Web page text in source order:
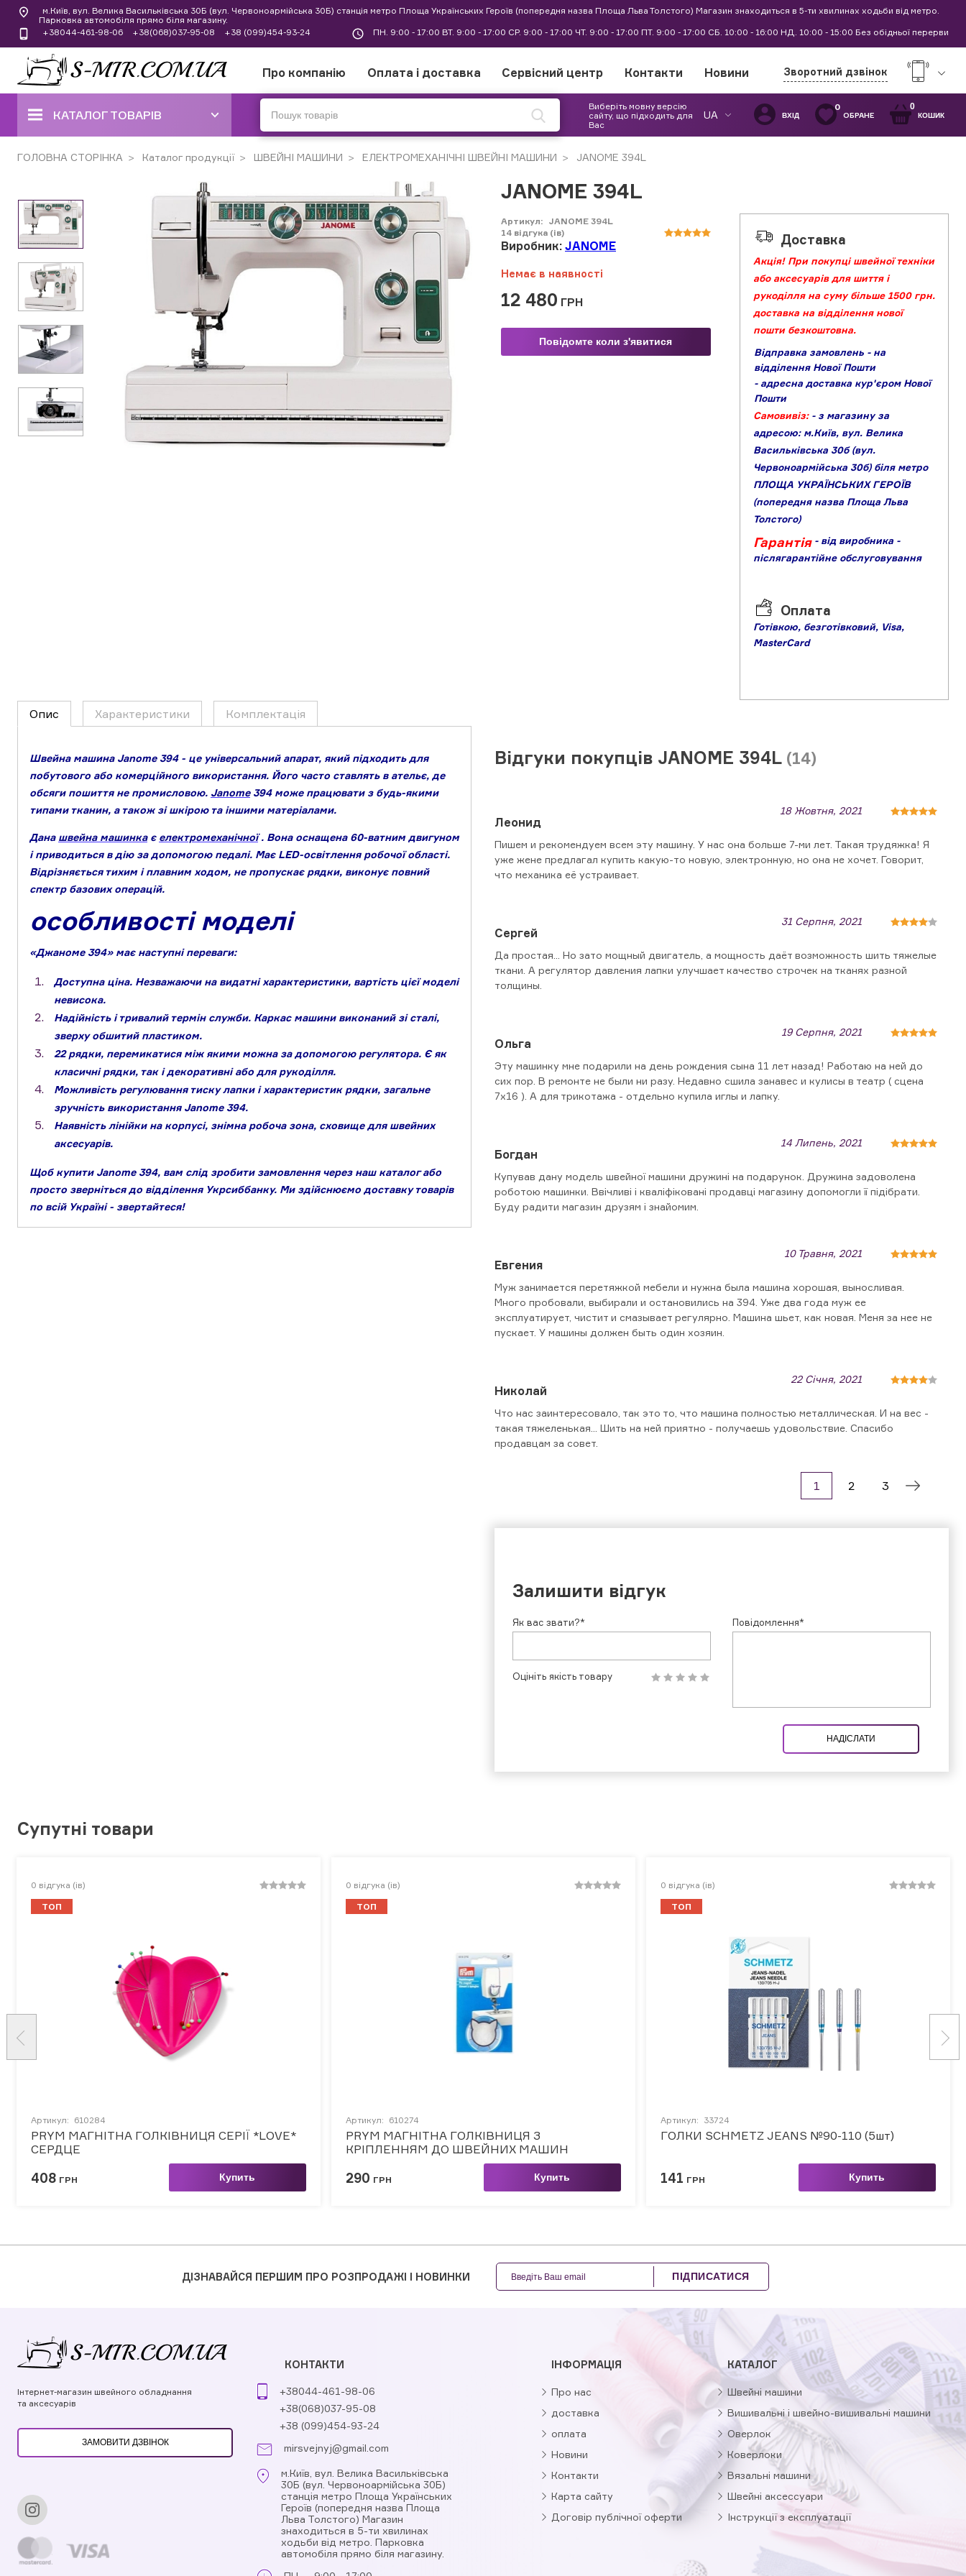
м.Київ, вул. Велика Васильківська 30Б (вул. Червоноармійська 30Б) станція метро Площа Українських Героїв (попередня назва Площа Льва Толстого) Магазин знаходиться в 5-ти хвилинах ходьби від метро.
Парковка автомобіля прямо біля магазину.
+38044-461-98-06
+38(068)037-95-08 +38 (099)454-93-24 ПН. 9:00 - 17:00 ВТ. 9:00 - 17:00 СР. 9:00 - 17:00 ЧТ. 9:00 - 17:00 ПТ. 9:00 - 17:00 СБ. 10:00 - 16:00 НД. 10:00 - 15:00 Без обідньої перерви
Про компанію Оплата і доставка Сервісний центр Контакти Новини Зворотний дзвінок
КАТАЛОГ ТОВАРІВ
ШВЕЙНІ МАШИНИ
ПЛОСКОШОВНІ МАШИНИ
ВИШИВАЛЬНІ ТА ШВЕЙНО-
ВИШИВАЛЬНІ МАШИНИ
ШВЕЙНІ МАШИНИ РУЧНОГО
СТІБКА
В'ЯЗАЛЬНІ МАШИНИ
АКСЕСУАРИ
БРЕНДИ
Акційні товари
Виберіть мовну версію
сайту, що підходить для
Вас
UA ВХІД
0
ОБРАНЕ
0
КОШИК
ГОЛОВНА СТОРІНКА Каталог продукції ШВЕЙНІ МАШИНИ ЕЛЕКТРОМЕХАНІЧНІ ШВЕЙНІ МАШИНИ JANOME 394L
JANOME 394L
Артикул: JANOME 394L
14 відгука (ів)
Виробник: JANOME
Немає в наявності
12 480 ГРН
Повідомте коли з'явитися
Доставка
Акція! При покупці швейної техніки
або аксесуарів для шиття і
рукоділля на суму більше 1500 грн.
доставка на відділення нової
пошти безкоштовна.
Відправка замовлень - на
відділення Нової Пошти
- адресна доставка кур'єром Нової
Пошти
Самовивіз: - з магазину за
адресою: м.Київ, вул. Велика
Васильківська 30б (вул.
Червоноармійська 30б) біля метро
ПЛОЩА УКРАЇНСЬКИХ ГЕРОЇВ
(попередня назва Площа Льва
Толстого)
Гарантія - від виробника -
післягарантійне обслуговування
Оплата
Готівкою, безготівковий, Visa,
MasterCard
Опис Характеристики Комплектація
Швейна машина Janome 394 - це універсальний апарат, який підходить для
побутового або комерційного використання. Його часто ставлять в ательє, де
обсяги пошиття не промисловою. Janome394 може працювати з будь-якими
типами тканин, а також зі шкірою та іншими матеріалами.
Дана швейна машинкає електромеханічної. Вона оснащена 60-ватним двигуном
і приводиться в дію за допомогою педалі. Має LED-освітлення робочої області.
Відрізняється тихим і плавним ходом, не пропускає рядки, виконує повний
спектр базових операцій.
особливості моделі
«Джаноме 394» має наступні переваги:
Доступна ціна. Незважаючи на видатні характеристики, вартість цієї моделі
невисока.
Надійність і тривалий термін служби. Каркас машини виконаний зі сталі,
зверху обшитий пластиком.
22 рядки, перемикатися між якими можна за допомогою регулятора. Є як
класичні рядки, так і декоративні або для рукоділля.
Можливість регулювання тиску лапки і характеристик рядки, загальне
зручність використання Janome 394.
Наявність лінійки на корпусі, знімна робоча зона, сховище для швейних
аксесуарів.
Щоб купити Janome 394, вам слід зробити замовлення через наш каталог або
просто зверніться до відділення Укрсиббанку. Ми здійснюємо доставку товарів
по всій Україні - звертайтеся!
Відгуки покупців JANOME 394L (14)
Леонид
18 Жовтня, 2021
Пишем и рекомендуем всем эту машину. У нас она больше 7-ми лет. Такая трудяжка! Я
уже жене предлагал купить какую-то новую, электронную, но она не хочет. Говорит,
что механика её устраивает.
Сергей
31 Серпня, 2021
Да простая... Но зато мощный двигатель, а мощность даёт возможность шить тяжелые
ткани. А регулятор давления лапки улучшает качество строчек на тканях разной
толщины.
Ольга
19 Серпня, 2021
Эту машинку мне подарили на день рождения сына 11 лет назад! Работаю на ней до
сих пор. В ремонте не были ни разу. Недавно сшила занавес и кулисы в театр ( сцена
7х16 ). А для трикотажа - отдельно купила иглы и лапку.
Богдан
14 Липень, 2021
Купував дану модель швейної машини дружині на подарунок. Дружина задоволена
роботою машинки. Ввічливі і кваліфіковані продавці магазину допомогли її підібрати.
Буду радити магазин друзям і знайомим.
Евгения
10 Травня, 2021
Муж занимается перетяжкой мебели и нужна была машина хорошая, выносливая.
Много пробовали, выбирали и остановились на 394. Уже два года муж ее
эксплуатирует, чистит и смазывает регулярно. Машина шьет, как новая. Меня за нее не
пускает. У машины должен быть один хозяин.
Николай
22 Січня, 2021
Что нас заинтересовало, так это то, что машина полностью металлическая. И на вес -
такая тяжеленькая... Шить на ней приятно - получаешь удовольствие. Спасибо
продавцам за совет.
1 2 3
Залишити відгук
Повідомлення*
Як вас звати?*
Оцініть якість товару
НАДІСЛАТИ
Супутні товари
0 відгука (ів)
ТОП
Артикул: 610284
PRYM МАГНІТНА ГОЛКІВНИЦЯ СЕРІЇ *LOVE*
СЕРДЦЕ
408 ГРН Купить
0 відгука (ів)
ТОП
Артикул: 610274
PRYM МАГНІТНА ГОЛКІВНИЦЯ З
КРІПЛЕННЯМ ДО ШВЕЙНИХ МАШИН
290 ГРН Купить
0 відгука (ів)
ТОП
Артикул: 33724
ГОЛКИ SCHMETZ JEANS №90-110 (5шт)
141 ГРН Купить
ДІЗНАВАЙСЯ ПЕРШИМ ПРО РОЗПРОДАЖІ І НОВИНКИ ПІДПИСАТИСЯ
Інтернет-магазин швейного обладнання
та аксесуарів
ЗАМОВИТИ ДЗВІНОК
КОНТАКТИ
+38044-461-98-06
+38(068)037-95-08
+38 (099)454-93-24
mirsvejnyj@gmail.com
м.Київ, вул. Велика Васильківська
30Б (вул. Червоноармійська 30Б)
станція метро Площа Українських
Героїв (попередня назва Площа
Льва Толстого) Магазин
знаходиться в 5-ти хвилинах
ходьби від метро. Парковка
автомобіля прямо біля магазину.
ІНФОРМАЦІЯ
Про нас
доставка
оплата
Новини
Контакти
Карта сайту
Договір публічної оферти
КАТАЛОГ
Швейні машини
Вишивальні і швейно-вишивальні машини
Оверлок
Коверлоки
Вязальні машини
Швейні аксессуари
Інструкції з експлуатації